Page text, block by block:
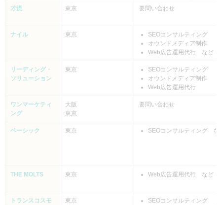
才流 東京 要問い合わせ
ナイル 東京
SEOコンサルティング
オウンドメディア制作
Web広告運用代行 など
リーディング・
ソリューション
東京
SEOコンサルティング
オウンドメディア制作
Web広告運用代行
ワンマーケティ
ング
大阪
東京
要問い合わせ
ベーシック 東京 SEOコンサルティング な
THE MOLTS 東京 Web広告運用代行 など
トランスコスモ
東京
SEOコンサルティング